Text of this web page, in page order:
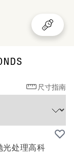
光处理高科
尺寸指南